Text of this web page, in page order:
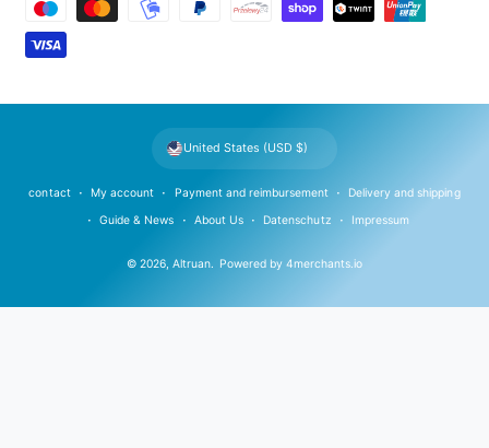
m
n
© 2026,Altruan. Powered by 4merchants.io
contact My account Payment and reimbursement Delivery and shipping
Guide & News About Us Datenschutz Impressum
United States (USD $)